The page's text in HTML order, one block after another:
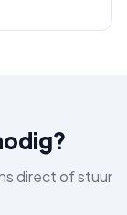
direct of stuur